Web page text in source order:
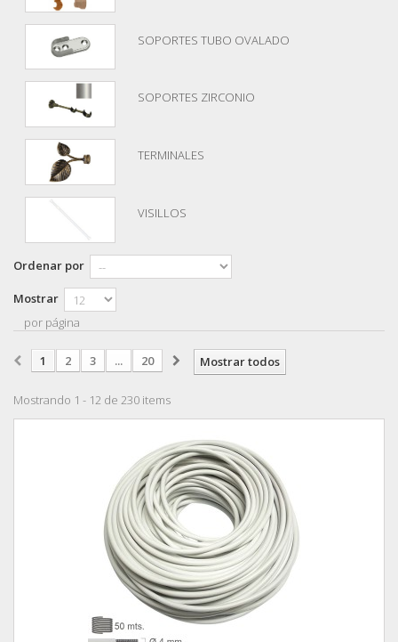
SOPORTES TUBO OVALADO
SOPORTES ZIRCONIO
TERMINALES
VISILLOS
Ordenar por
Mostrar
por página
Mostrar todos
1 2 3 ... 20
Mostrando 1 - 12 de 230 items